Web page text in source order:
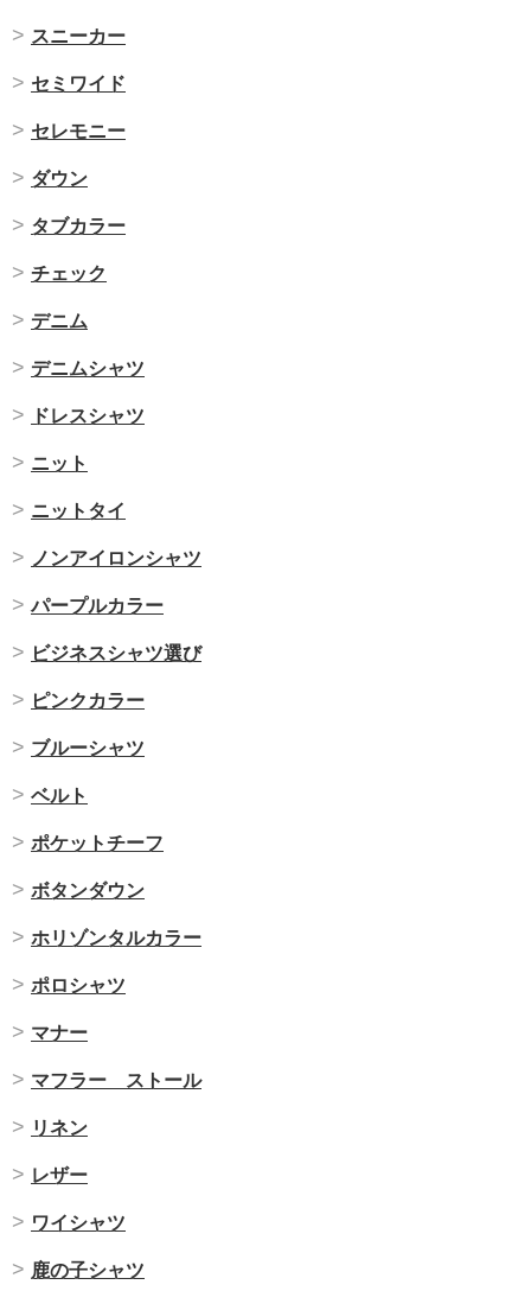
スニーカー
セミワイド
セレモニー
ダウン
タブカラー
チェック
デニム
デニムシャツ
ドレスシャツ
ニット
ニットタイ
ノンアイロンシャツ
パープルカラー
ビジネスシャツ選び
ピンクカラー
ブルーシャツ
ベルト
ポケットチーフ
ボタンダウン
ホリゾンタルカラー
ポロシャツ
マナー
マフラー ストール
リネン
レザー
ワイシャツ
鹿の子シャツ